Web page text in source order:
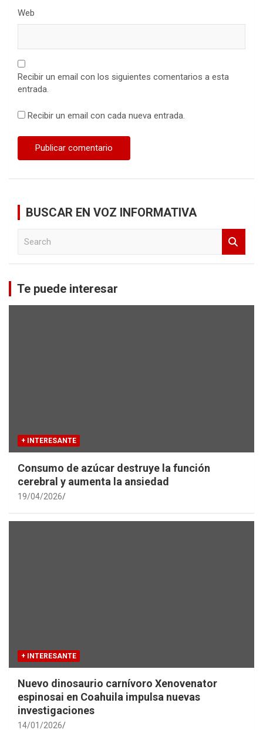
Web
Recibir un email con los siguientes comentarios a esta
entrada.
Recibir un email con cada nueva entrada.
BUSCAR EN VOZ INFORMATIVA
c
h
Te puede interesar
+ INTERESANTE
Consumo de azúcar destruye la función
cerebral y aumenta la ansiedad
19/04/2026
+ INTERESANTE
Nuevo dinosaurio carnívoro Xenovenator
espinosai en Coahuila impulsa nuevas
investigaciones
14/01/2026